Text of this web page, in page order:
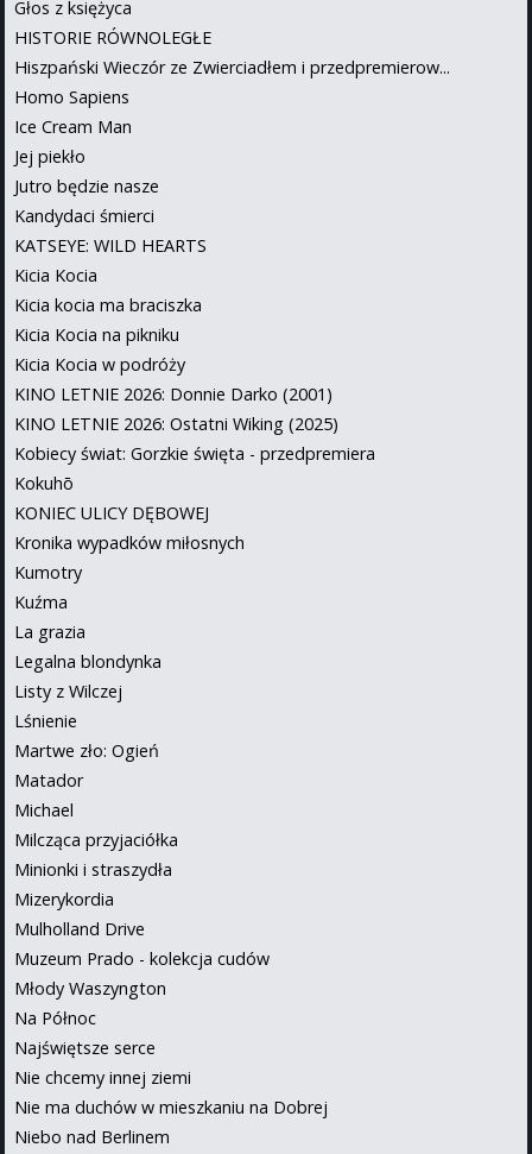
Głos z księżyca
HISTORIE RÓWNOLEGŁE
Hiszpański Wieczór ze Zwierciadłem i przedpremierow...
Homo Sapiens
Ice Cream Man
Jej piekło
Jutro będzie nasze
Kandydaci śmierci
KATSEYE: WILD HEARTS
Kicia Kocia
Kicia kocia ma braciszka
Kicia Kocia na pikniku
Kicia Kocia w podróży
KINO LETNIE 2026: Donnie Darko (2001)
KINO LETNIE 2026: Ostatni Wiking (2025)
Kobiecy świat: Gorzkie święta - przedpremiera
Kokuhō
KONIEC ULICY DĘBOWEJ
Kronika wypadków miłosnych
Kumotry
Kuźma
La grazia
Legalna blondynka
Listy z Wilczej
Lśnienie
Martwe zło: Ogień
Matador
Michael
Milcząca przyjaciółka
Minionki i straszydła
Mizerykordia
Mulholland Drive
Muzeum Prado - kolekcja cudów
Młody Waszyngton
Na Północ
Najświętsze serce
Nie chcemy innej ziemi
Nie ma duchów w mieszkaniu na Dobrej
Niebo nad Berlinem